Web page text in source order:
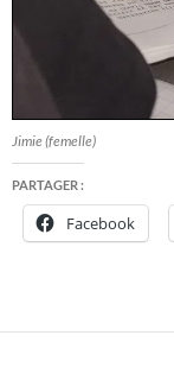
Jimie (femelle)
PARTAGER :
Facebook